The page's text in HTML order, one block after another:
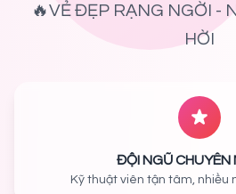
🔥VẺ ĐẸP RẠNG NGỜI -
HỜI
ĐỘI NGŨ CHUYÊN
Kỹ thuật viên tận tâm, nhiều